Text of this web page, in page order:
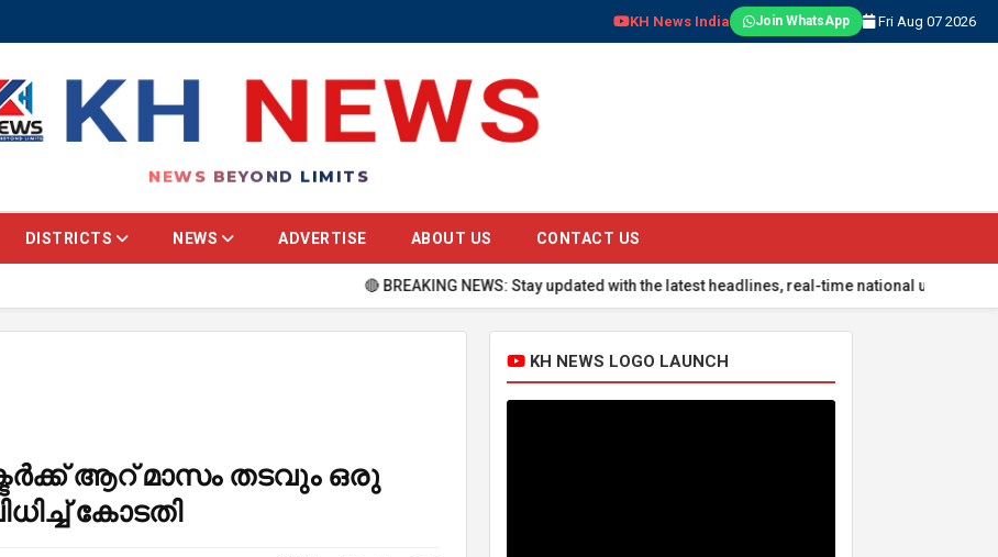
KH News India Join WhatsApp Fri Aug 07 2026
NEWS BEYOND LIMITS
DISTRICTS NEWS ADVERTISE ABOUT US CONTACT US
🔴 BREAKING NEWS: Stay updated with the latest headlines, real-time national updates,
ആറ് മാസം തടവും ഒരു
കോടതി
KH NEWS LOGO LAUNCH